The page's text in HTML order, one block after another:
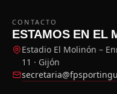
CONTACTO
ESTAMOS EN EL
Estadio El Molinón –
11 · Gijón